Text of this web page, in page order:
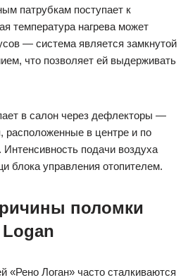
патрубкам поступает к
температура нагрева может
— система является замкнутой
что позволяет ей выдерживать
в салон через дефлекторы —
расположенные в центре и по
подачи воздуха
блока управления отопителем.
поломки
«Рено Логан» часто сталкиваются